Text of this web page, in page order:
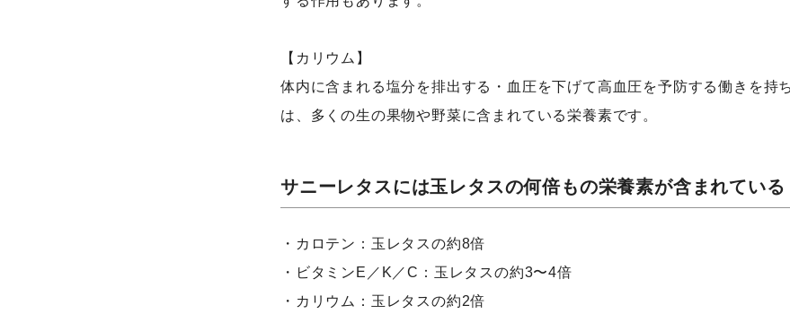
【カリウム】
体内に含まれる塩分を排出する・血圧を下げて高血圧を予防する働きを持
は、多くの生の果物や野菜に含まれている栄養素です。
サニーレタスには玉レタスの何倍もの栄養素が含まれている
・カロテン：玉レタスの約8倍
・ビタミンE／K／C：玉レタスの約3〜4倍
・カリウム：玉レタスの約2倍